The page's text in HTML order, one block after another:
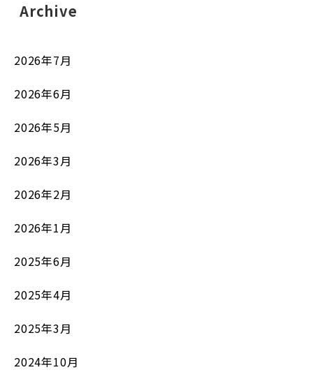
Archive
2026年7月
2026年6月
2026年5月
2026年3月
2026年2月
2026年1月
2025年6月
2025年4月
2025年3月
2024年10月